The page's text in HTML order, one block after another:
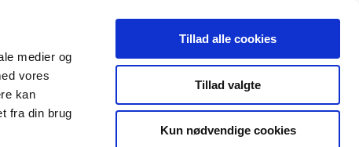
medier og
vores
kan
fra din brug
Tillad alle cookies
Tillad valgte
Kun nødvendige cookies
Udgivelser
Særlige
produktområder